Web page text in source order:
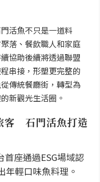
活魚不只是一道料
落、餐飲職人和家庭
協助後續將透過聯盟
串接，形塑更完整的
傳統餐廳街，轉型為
新觀光生活圈。
客 石門活魚打造